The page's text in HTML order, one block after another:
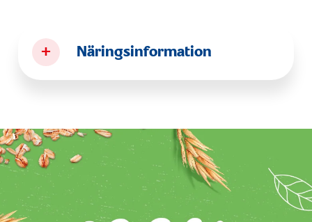
+ Näringsinformation